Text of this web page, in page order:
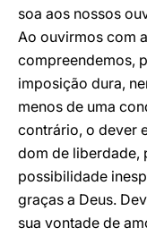
soa aos nossos
Ao ouvirmos com
compreendemos,
imposição dura,
menos de uma
contrário, o dever
dom de liberdade,
possibilidade
graças a Deus.
sua vontade de